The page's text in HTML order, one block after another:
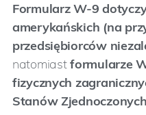
Formularz W-9
amerykańskich (na
przedsiębiorców
natomiastformularze
fizycznych
Stanów